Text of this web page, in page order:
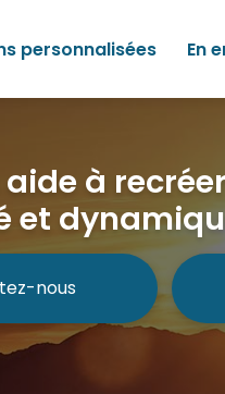
personnalisées En
aide à
et
nous